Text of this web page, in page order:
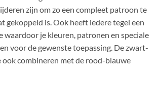
zijn om zo een compleet patroon te
gekoppeld is. Ook heeft iedere tegel een
waardoor je kleuren, patronen en speciale
voor de gewenste toepassing. De zwart-
ook combineren met de rood-blauwe